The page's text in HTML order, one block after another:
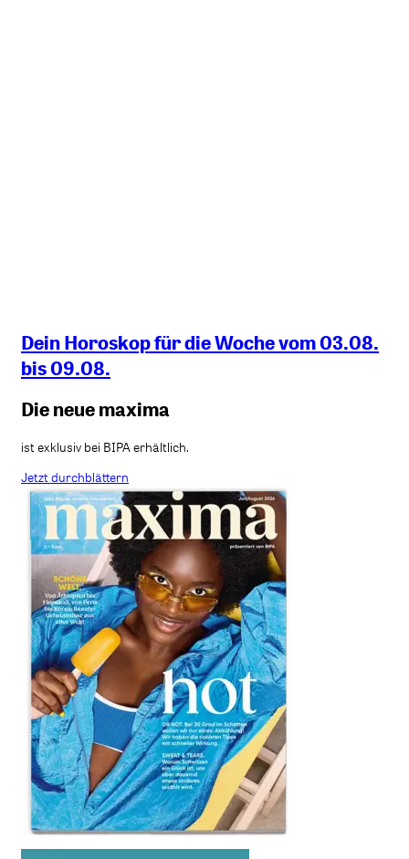
Dein Horoskop für die Woche vom 03.08.
bis 09.08.
Die neue maxima
ist exklusiv bei BIPA erhältlich.
Jetzt durchblättern